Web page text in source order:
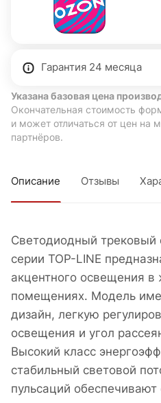
Гарантия 24 месяца
Указана базовая цена
Окончательная стоимость
и может отличаться от цен на
партнёров.
Описание Отзывы
Cветодиодный трековый
серии TOP-LINE
акцентного освещения
помещениях. Модель
дизайн, легкую
освещения и угол
Высокий класс
стабильный световой
пульсаций обеспечивают